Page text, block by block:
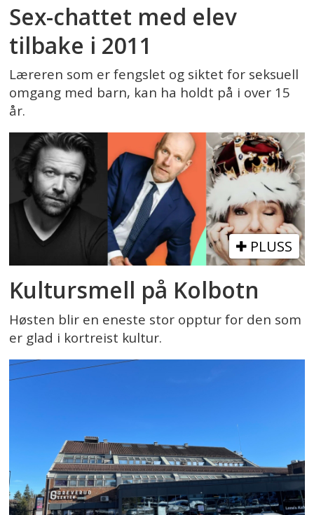
Sex-chattet med elev
tilbake i 2011
Læreren som er fengslet og siktet for seksuell
omgang med barn, kan ha holdt på i over 15
år.
PLUSS
Kultursmell på Kolbotn
Høsten blir en eneste stor opptur for den som
er glad i kortreist kultur.